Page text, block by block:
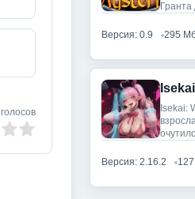
голосов
Версия: 0.9 295
Isekai:
Версия: 2.16.2